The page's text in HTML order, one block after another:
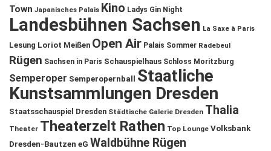
Town Japanisches Palais Kino Ladys Gin Night
Landesbühnen Sachsen La Saxe à Paris
Lesung Loriot Meißen Open Air Palais Sommer Radebeul
Rügen Sachsen in Paris Schauspielhaus Schloss Moritzburg
Semperoper Semperopernball
Staatliche
Kunstsammlungen Dresden
Staatsschauspiel Dresden Städtische Galerie Dresden Thalia
Theater Theaterzelt Rathen Top Lounge Volksbank
Dresden-Bautzen eG Waldbühne Rügen